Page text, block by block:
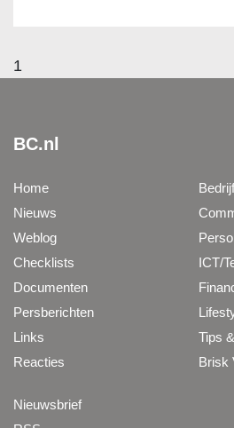
1
BC.nl
Home
Nieuws
Weblog
Checklists
Documenten
Persberichten
Links
Reacties
ICT/
Tips
Brisk
Nieuwsbrief